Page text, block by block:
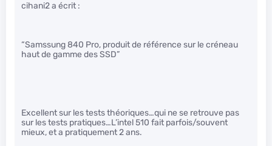
cihani2 a écrit :
“Samssung 840 Pro, produit de référence sur le créneau
haut de gamme des SSD”
Excellent sur les tests théoriques…qui ne se retrouve pas
sur les tests pratiques…L’intel 510 fait parfois/souvent
mieux, et a pratiquement 2 ans.